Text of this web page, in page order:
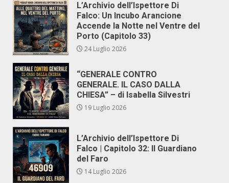
L’Archivio dell’Ispettore Di
Falco: Un Incubo Arancione
Accende la Notte nel Ventre del
Porto (Capitolo 33)
24 Luglio 2026
“GENERALE CONTRO
GENERALE. IL CASO DALLA
CHIESA” – di Isabella Silvestri
19 Luglio 2026
L’Archivio dell’Ispettore Di
Falco | Capitolo 32: Il Guardiano
del Faro
14 Luglio 2026